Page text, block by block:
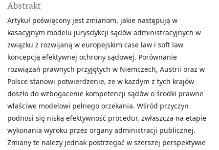
Abstrakt
Artykuł poświęcony jest zmianom, jakie następują w
kasacyjnym modelu jurysdykcji sądów administracyjnych w
związku z rozwijaną w europejskim case law i soft law
koncepcją efektywnej ochrony sądowej. Porównanie
rozwiązań prawnych przyjętych w Niemczech, Austrii oraz w
Polsce stanowi potwierdzenie, że w każdym z tych krajów
doszło do wzbogacenie kompetencji sądów o środki prawne
właściwe modelowi pełnego orzekania. Wśród przyczyn
podnosi się niską efektywność procedur, zwłaszcza na etapie
wykonania wyroku przez organy administracji publicznej.
Zmiany te należy jednak postrzegać w szerszej perspektywie